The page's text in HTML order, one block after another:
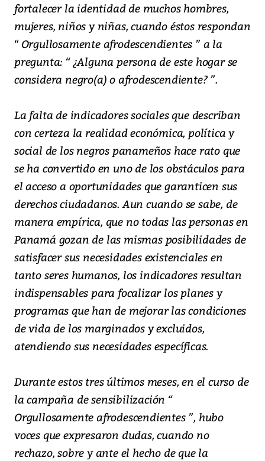
fortalecer la identidad de muchos hombres,
mujeres, niños y niñas, cuando éstos respondan
“ Orgullosamente afrodescendientes ” a la
pregunta: “ ¿Alguna persona de este hogar se
considera negro(a) o afrodescendiente? ”.
La falta de indicadores sociales que describan
con certeza la realidad económica, política y
social de los negros panameños hace rato que
se ha convertido en uno de los obstáculos para
el acceso a oportunidades que garanticen sus
derechos ciudadanos. Aun cuando se sabe, de
manera empírica, que no todas las personas en
Panamá gozan de las mismas posibilidades de
satisfacer sus necesidades existenciales en
tanto seres humanos, los indicadores resultan
indispensables para focalizar los planes y
programas que han de mejorar las condiciones
de vida de los marginados y excluidos,
atendiendo sus necesidades específicas.
Durante estos tres últimos meses, en el curso de
la campaña de sensibilización “
Orgullosamente afrodescendientes ”, hubo
voces que expresaron dudas, cuando no
rechazo, sobre y ante el hecho de que la